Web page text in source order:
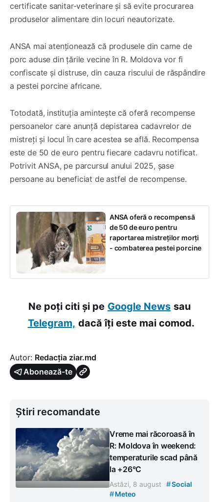
certificate sanitar-veterinare și să evite procurarea
produselor alimentare din locuri neautorizate.
ANSA mai atenționează că produsele din carne de
porc aduse din țările vecine în R. Moldova vor fi
confiscate și distruse, din cauza riscului de răspândire
a pestei porcine africane.
Totodată, instituția amintește că oferă recompense
persoanelor care anunță depistarea cadavrelor de
mistreți și locul în care acestea se află. Recompensa
este de 50 de euro pentru fiecare cadavru notificat.
Potrivit ANSA, pe parcursul anului 2025, șase
persoane au beneficiat de astfel de recompense.
ANSA oferă o recompensă
de 50 de euro pentru
raportarea mistreților morți
- combaterea pestei porcine
Ne poți citi și pe Google News sau
Telegram, dacă îți este mai comod.
Autor: Redacția ziar.md
Abonează-te
Știri recomandate
Vreme mai răcoroasă în
R: Moldova în weekend:
temperaturile scad până
la +26°C
Astăzi, 8 august #Social
#Meteo